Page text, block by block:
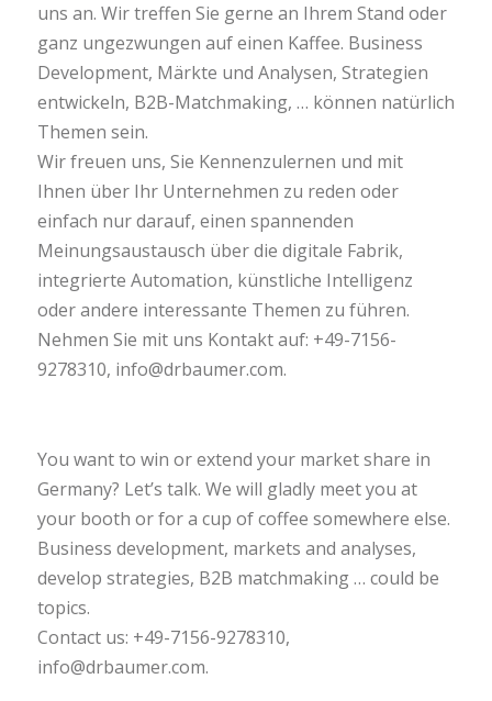
uns an. Wir treffen Sie gerne an Ihrem Stand oder
ganz ungezwungen auf einen Kaffee. Business
Development, Märkte und Analysen, Strategien
entwickeln, B2B-Matchmaking, … können natürlich
Themen sein.
Wir freuen uns, Sie Kennenzulernen und mit
Ihnen über Ihr Unternehmen zu reden oder
einfach nur darauf, einen spannenden
Meinungsaustausch über die digitale Fabrik,
integrierte Automation, künstliche Intelligenz
oder andere interessante Themen zu führen.
Nehmen Sie mit uns Kontakt auf: +49-7156-
9278310, info@drbaumer.com.
You want to win or extend your market share in
Germany? Let’s talk. We will gladly meet you at
your booth or for a cup of coffee somewhere else.
Business development, markets and analyses,
develop strategies, B2B matchmaking … could be
topics.
Contact us: +49-7156-9278310,
info@drbaumer.com.